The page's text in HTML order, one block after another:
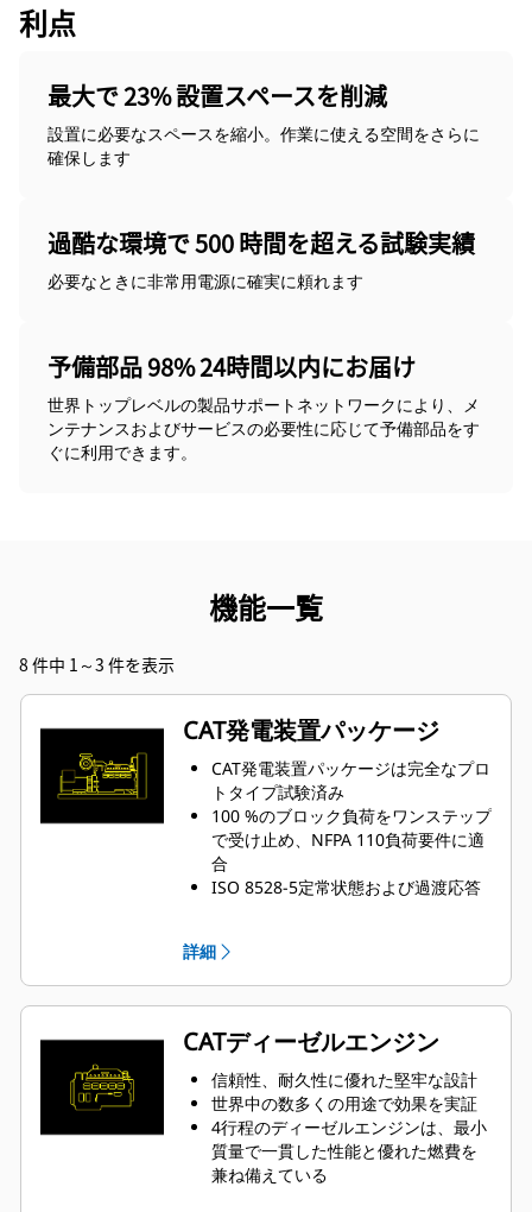
利点
最大で 23% 設置スペースを削減
設置に必要なスペースを縮小。作業に使える空間をさらに
確保します
過酷な環境で 500 時間を超える試験実績
必要なときに非常用電源に確実に頼れます
予備部品 98% 24時間以内にお届け
世界トップレベルの製品サポートネットワークにより、メ
ンテナンスおよびサービスの必要性に応じて予備部品をす
ぐに利用できます。
機能一覧
8 件中 1～3 件を表示
CAT発電装置パッケージ
CAT発電装置パッケージは完全なプロ
トタイプ試験済み
100 %のブロック負荷をワンステップ
で受け止め、NFPA 110負荷要件に適
合
ISO 8528-5定常状態および過渡応答
詳細
CATディーゼルエンジン
信頼性、耐久性に優れた堅牢な設計
世界中の数多くの用途で効果を実証
4行程のディーゼルエンジンは、最小
質量で一貫した性能と優れた燃費を
兼ね備えている